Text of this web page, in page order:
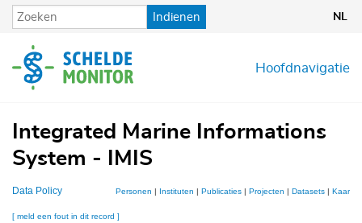
Overslaan
en
de
inhoud
Indienen NL
Hoofdnavigatie
Integrated Marine Informations
System - IMIS
Data Policy Personen | Instituten | Publicaties| Projecten | Datasets| Kaarten
[ meld een fout in dit record ]